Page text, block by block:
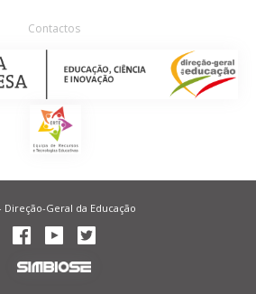
Contactos
Direção-Geral da Educação